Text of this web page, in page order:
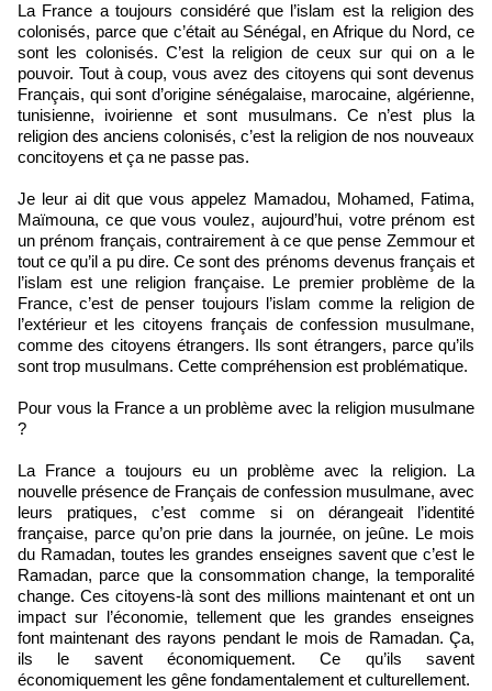
La France a toujours considéré que l’islam est la religion des
colonisés, parce que c’était au Sénégal, en Afrique du Nord, ce
sont les colonisés. C’est la religion de ceux sur qui on a le
pouvoir. Tout à coup, vous avez des citoyens qui sont devenus
Français, qui sont d’origine sénégalaise, marocaine, algérienne,
tunisienne, ivoirienne et sont musulmans. Ce n’est plus la
religion des anciens colonisés, c’est la religion de nos nouveaux
concitoyens et ça ne passe pas.
Je leur ai dit que vous appelez Mamadou, Mohamed, Fatima,
Maïmouna, ce que vous voulez, aujourd’hui, votre prénom est
un prénom français, contrairement à ce que pense Zemmour et
tout ce qu’il a pu dire. Ce sont des prénoms devenus français et
l’islam est une religion française. Le premier problème de la
France, c’est de penser toujours l’islam comme la religion de
l’extérieur et les citoyens français de confession musulmane,
comme des citoyens étrangers. Ils sont étrangers, parce qu’ils
sont trop musulmans. Cette compréhension est problématique.
Pour vous la France a un problème avec la religion musulmane
?
La France a toujours eu un problème avec la religion. La
nouvelle présence de Français de confession musulmane, avec
leurs pratiques, c’est comme si on dérangeait l’identité
française, parce qu’on prie dans la journée, on jeûne. Le mois
du Ramadan, toutes les grandes enseignes savent que c’est le
Ramadan, parce que la consommation change, la temporalité
change. Ces citoyens-là sont des millions maintenant et ont un
impact sur l’économie, tellement que les grandes enseignes
font maintenant des rayons pendant le mois de Ramadan. Ça,
ils le savent économiquement. Ce qu’ils savent
économiquement les gêne fondamentalement et culturellement.